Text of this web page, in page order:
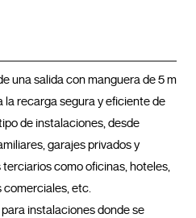
una salida con manguera de 5 m
la recarga segura y eficiente de
de instalaciones, desde
garajes privados y
como oficinas, hoteles,
etc.